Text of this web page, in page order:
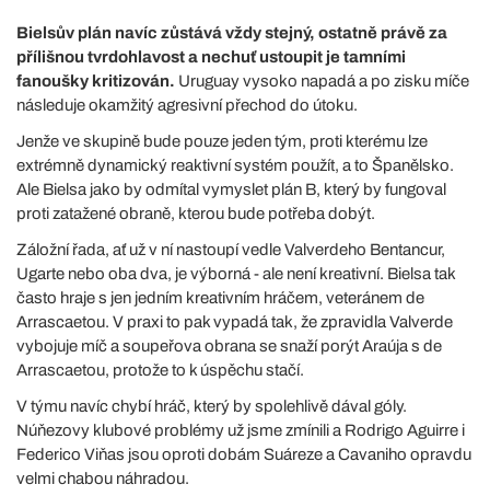
Bielsův plán navíc zůstává vždy stejný, ostatně právě za
přílišnou tvrdohlavost a nechuť ustoupit je tamními
fanoušky kritizován. Uruguay vysoko napadá a po zisku míče
následuje okamžitý agresivní přechod do útoku.
Jenže ve skupině bude pouze jeden tým, proti kterému lze
extrémně dynamický reaktivní systém použít, a to Španělsko.
Ale Bielsa jako by odmítal vymyslet plán B, který by fungoval
proti zatažené obraně, kterou bude potřeba dobýt.
Záložní řada, ať už v ní nastoupí vedle Valverdeho Bentancur,
Ugarte nebo oba dva, je výborná - ale není kreativní. Bielsa tak
často hraje s jen jedním kreativním hráčem, veteránem de
Arrascaetou. V praxi to pak vypadá tak, že zpravidla Valverde
vybojuje míč a soupeřova obrana se snaží porýt Araúja s de
Arrascaetou, protože to k úspěchu stačí.
V týmu navíc chybí hráč, který by spolehlivě dával góly.
Núňezovy klubové problémy už jsme zmínili a Rodrigo Aguirre i
Federico Viňas jsou oproti dobám Suáreze a Cavaniho opravdu
velmi chabou náhradou.